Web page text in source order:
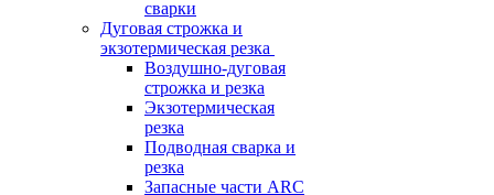
сварки
Дуговая строжка и
экзотермическая резка
Воздушно-дуговая
строжка и резка
Экзотермическая
резка
Подводная сварка и
резка
Запасные части ARC